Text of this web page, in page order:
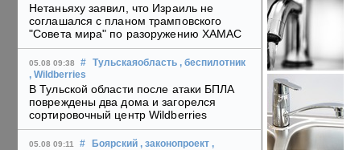
Нетаньяху заявил, что Израиль не
соглашался с планом трамповского
"Совета мира" по разоружению ХАМАС
05.08 09:38 # Тульскаяобласть , беспилотник
, Wildberries
В Тульской области после атаки БПЛА
повреждены два дома и загорелся
сортировочный центр Wildberries
05.08 09:11 # Боярский , законопроект ,